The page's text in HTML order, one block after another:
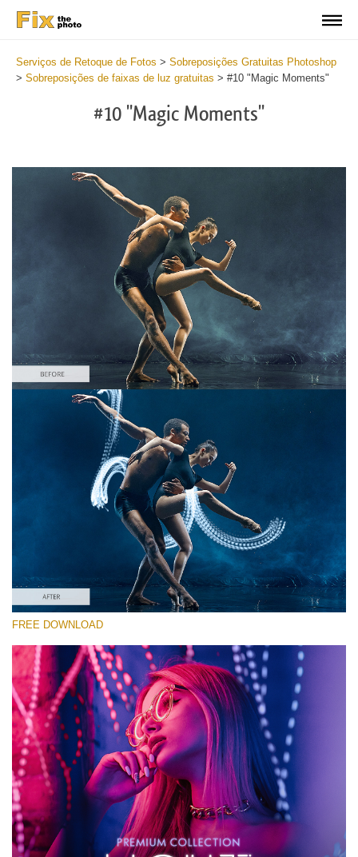
Serviços de Retoque de Fotos > Sobreposições Gratuitas Photoshop
> Sobreposições de faixas de luz gratuitas > #10 "Magic Moments"
#10 "Magic Moments"
Por favor selecione
Free Photoshop Overlay #10 Small 800*533px
Large 6000*4000px
4 Seasons (411 Overlays)
Entire Collection
(1783 Overlays)
Large 6000*4000px
Download Grátis
FREE DOWNLOAD